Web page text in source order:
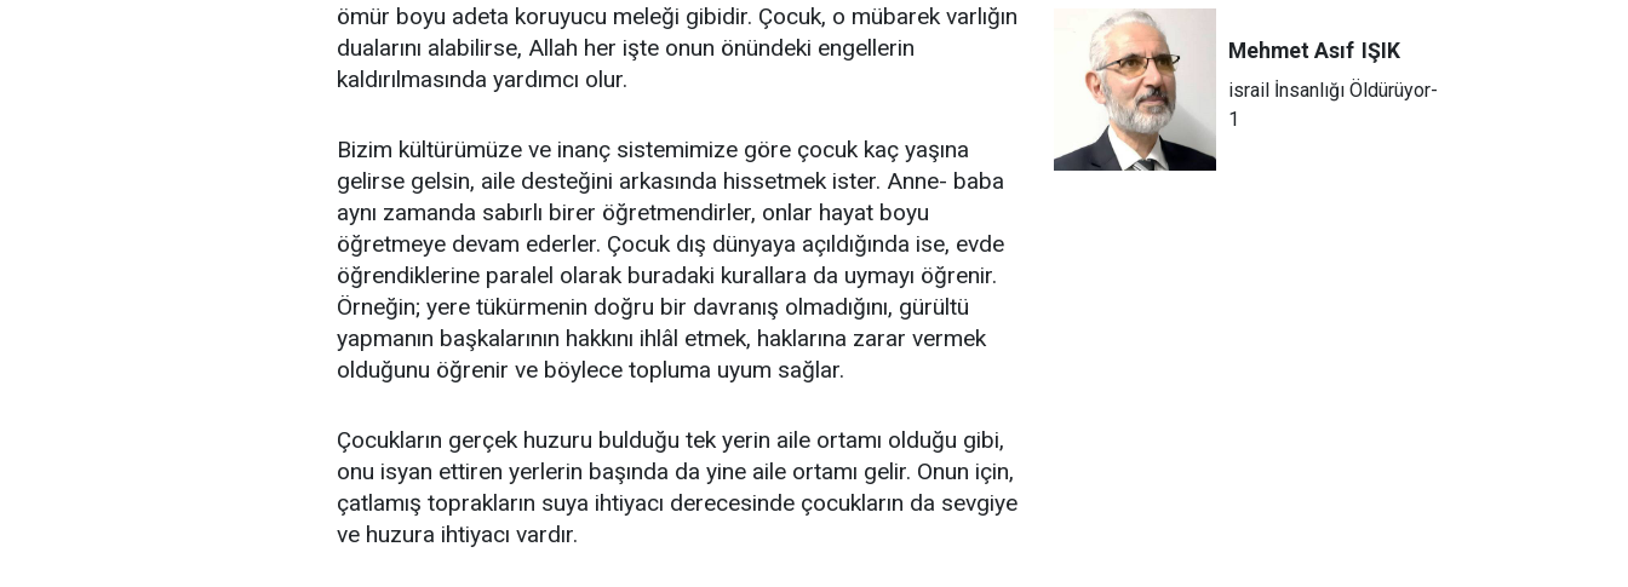
ömür boyu adeta koruyucu meleği gibidir. Çocuk, o mübarek varlığın
dualarını alabilirse, Allah her işte onun önündeki engellerin
kaldırılmasında yardımcı olur.
Bizim kültürümüze ve inanç sistemimize göre çocuk kaç yaşına
gelirse gelsin, aile desteğini arkasında hissetmek ister. Anne- baba
aynı zamanda sabırlı birer öğretmendirler, onlar hayat boyu
öğretmeye devam ederler. Çocuk dış dünyaya açıldığında ise, evde
öğrendiklerine paralel olarak buradaki kurallara da uymayı öğrenir.
Örneğin; yere tükürmenin doğru bir davranış olmadığını, gürültü
yapmanın başkalarının hakkını ihlâl etmek, haklarına zarar vermek
olduğunu öğrenir ve böylece topluma uyum sağlar.
Çocukların gerçek huzuru bulduğu tek yerin aile ortamı olduğu gibi,
onu isyan ettiren yerlerin başında da yine aile ortamı gelir. Onun için,
çatlamış toprakların suya ihtiyacı derecesinde çocukların da sevgiye
ve huzura ihtiyacı vardır.
Mehmet Asıf IŞIK
israil İnsanlığı Öldürüyor-
1